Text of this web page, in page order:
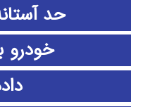
حد
خودرو